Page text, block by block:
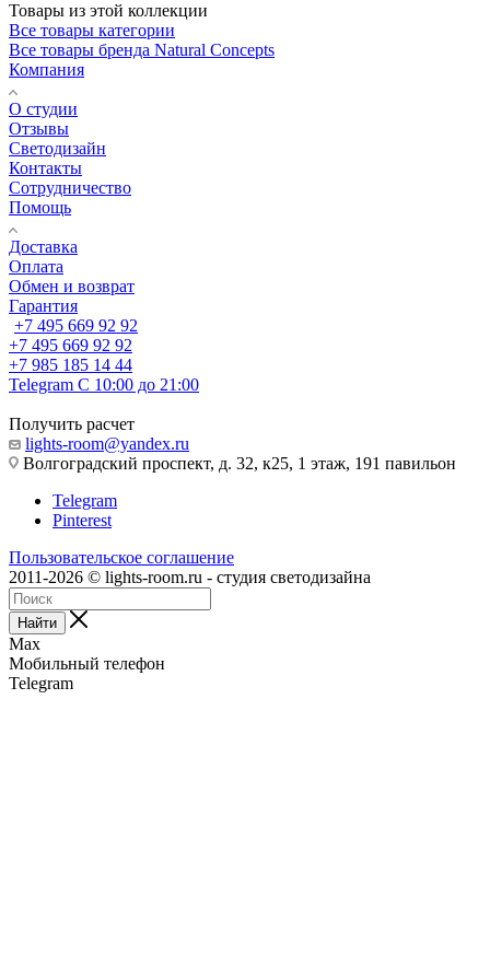
Товары из этой коллекции
Все товары категории
Все товары бренда Natural Concepts
Компания
О студии
Отзывы
Светодизайн
Контакты
Сотрудничество
Помощь
Доставка
Оплата
Обмен и возврат
Гарантия
+7 495 669 92 92
+7 495 669 92 92
+7 985 185 14 44
Telegram С 10:00 до 21:00
Получить расчет
lights-room@yandex.ru
Волгоградский проспект, д. 32, к25, 1 этаж, 191 павильон
Telegram
Pinterest
Пользовательское соглашение
2011-2026 © lights-room.ru - студия светодизайна
Найти
Max
Мобильный телефон
Telegram